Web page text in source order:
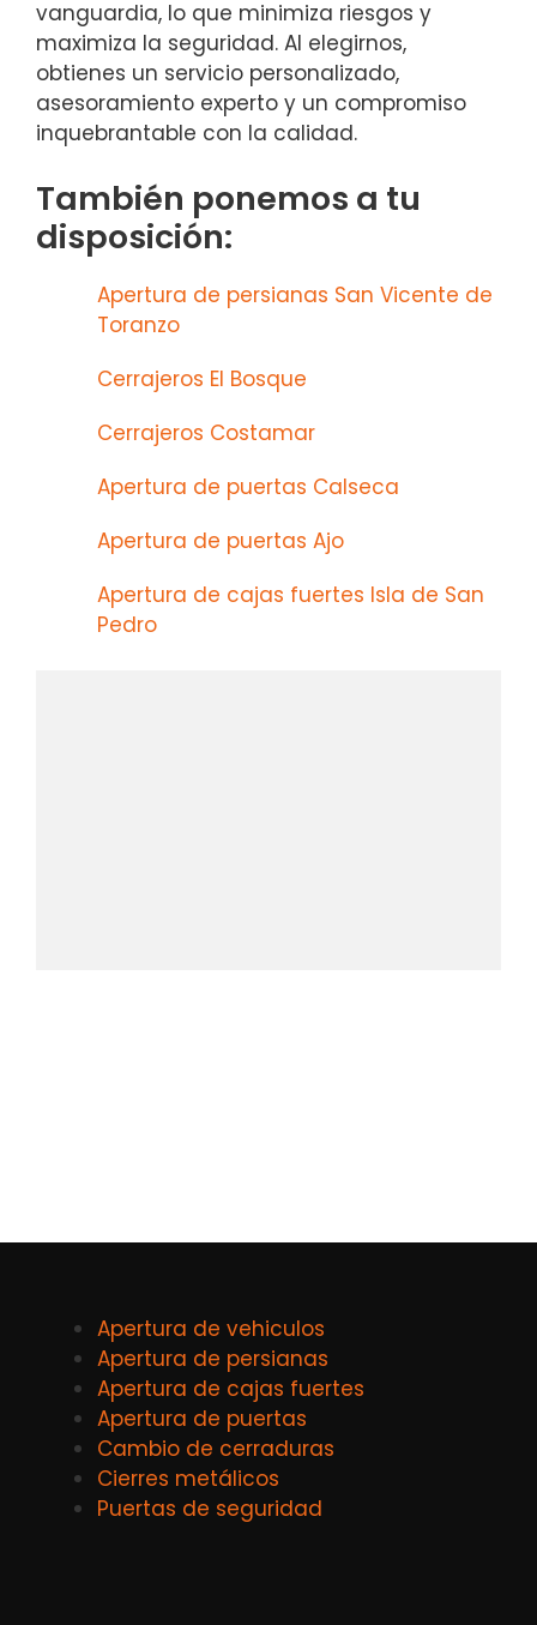
vanguardia, lo que minimiza riesgos y
maximiza la seguridad. Al elegirnos,
obtienes un servicio personalizado,
asesoramiento experto y un compromiso
inquebrantable con la calidad.
También ponemos a tu
disposición:
Apertura de persianas San Vicente de
Toranzo
Cerrajeros El Bosque
Cerrajeros Costamar
Apertura de puertas Calseca
Apertura de puertas Ajo
Apertura de cajas fuertes Isla de San
Pedro
Apertura de vehiculos
Apertura de persianas
Apertura de cajas fuertes
Apertura de puertas
Cambio de cerraduras
Cierres metálicos
Puertas de seguridad